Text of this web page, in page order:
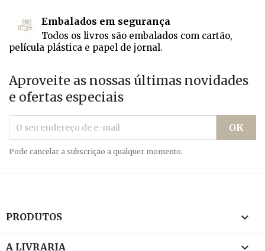
Embalados em segurança
Todos os livros são embalados com cartão,
película plástica e papel de jornal.
Aproveite as nossas últimas novidades
e ofertas especiais
Pode cancelar a subscrição a qualquer momento.
PRODUTOS 
A LIVRARIA 